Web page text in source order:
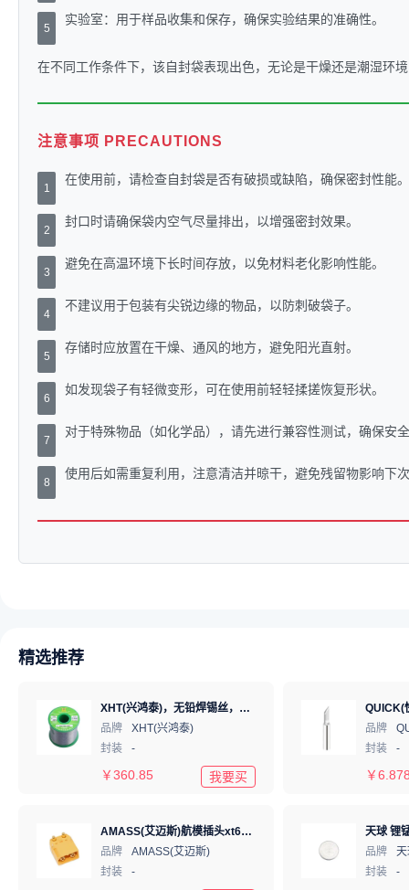
5
实验室：用于样品收集和保存，确保实验结果的准确性。
在不同工作条件下，该自封袋表现出色，无论是干燥还是潮湿环
注意事项 PRECAUTIONS
1
在使用前，请检查自封袋是否有破损或缺陷，确保密封性能。
2
封口时请确保袋内空气尽量排出，以增强密封效果。
3
避免在高温环境下长时间存放，以免材料老化影响性能。
4
不建议用于包装有尖锐边缘的物品，以防刺破袋子。
5
存储时应放置在干燥、通风的地方，避免阳光直射。
6
如发现袋子有轻微变形，可在使用前轻轻揉搓恢复形状。
7
对于特殊物品（如化学品），请先进行兼容性测试，确保安
8
使用后如需重复利用，注意清洁并晾干，避免残留物影响下
精选推荐
XHT(兴鸿泰)，无铅焊锡丝，Sn99.3Cu0.7 Φ1mm 750G，环保锡线， 免洗焊锡丝/锡线,1卷
品牌
XHT(兴鸿泰)
封装
-
￥360.85 我要买
品牌
封装
-
￥
AMASS(艾迈斯)航模插头xt60连接器150公母对接pw锂电池公头 接PCB板卧式 黄色 公头XT60PW-M.G.Y
品牌
AMASS(艾迈斯)
封装
-
天球 锂
品牌
封装
-